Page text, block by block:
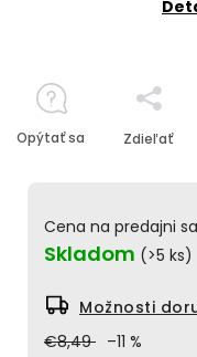
€8,49 –11 %
Cena na predajni
Skladom (>5 ks)
Možnosti
Opýtať sa Zdieľať